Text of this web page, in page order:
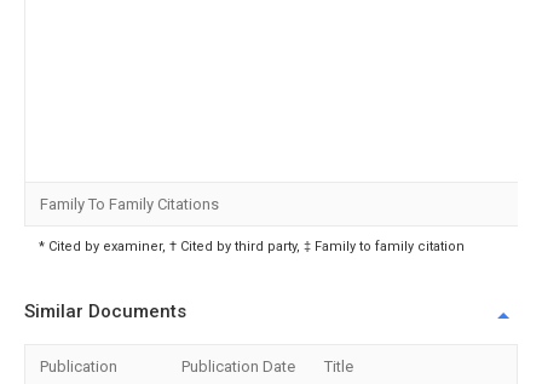
Family To Family Citations
* Cited by examiner, † Cited by third party, ‡ Family to family citation
Similar Documents
Publication Publication Date Title